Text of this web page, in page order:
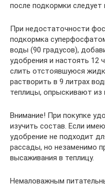
после подкормки
При недостаточности
подкормка
воды (90 градусов),
удобрения и настоять 12
слить отстоявшуюся
растворить в 9 литрах
теплицы, опрыскивают из
Внимание! При покупке
изучить состав. Если
удобрение не подходит
рассады, но незаменимо
высаживания в теплицу.
Немаловажным